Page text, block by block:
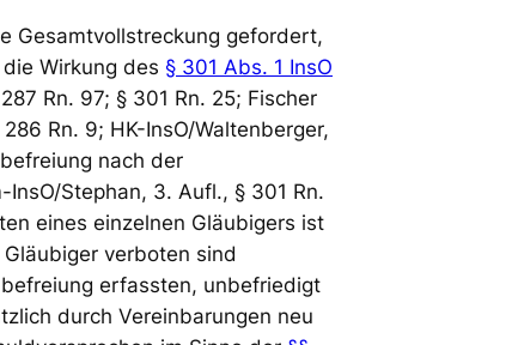
Gesamtvollstreckung gefordert,
Wirkung des § 301 Abs. 1 InsO
Rn. 97; § 301 Rn. 25; Fischer
Rn. 9; HK-InsO/Waltenberger,
nach der
Stephan, 3. Aufl., § 301 Rn.
eines einzelnen Gläubigers ist
verboten sind
erfassten, unbefriedigt
durch Vereinbarungen neu